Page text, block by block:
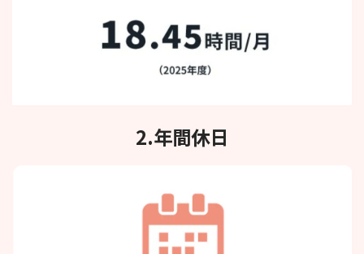
2.年間休日